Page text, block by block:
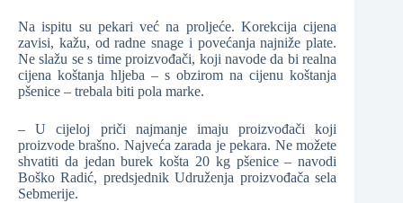
Na ispitu su pekari već na proljeće. Korekcija cijena
zavisi, kažu, od radne snage i povećanja najniže plate.
Ne slažu se s time proizvođači, koji navode da bi realna
cijena koštanja hljeba – s obzirom na cijenu koštanja
pšenice – trebala biti pola marke.
– U cijeloj priči najmanje imaju proizvođači koji
proizvode brašno. Najveća zarada je pekara. Ne možete
shvatiti da jedan burek košta 20 kg pšenice – navodi
Boško Radić, predsjednik Udruženja proizvođača sela
Sebmerije.